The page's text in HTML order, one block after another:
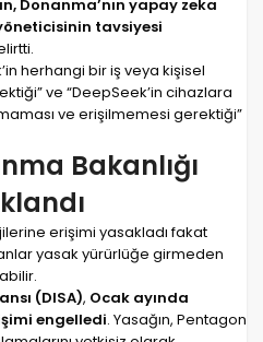
Donanma’nın yapay zeka
tavsiyesi
herhangi bir iş veya kişisel
ve “DeepSeek’in cihazlara
ve erişilmemesi gerektiği”
Bakanlığı
erişimi yasakladı fakat
yasak yürürlüğe girmeden
(DISA), Ocak ayında
engelledi. Yasağın, Pentagon